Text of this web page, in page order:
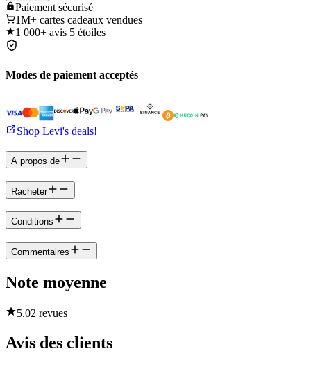
Paiement sécurisé
1M+ cartes cadeaux vendues
1 000+ avis 5 étoiles
Modes de paiement acceptés
Shop Levi's deals!
A propos de
Racheter
Conditions
Commentaires
Note moyenne
5.02 revues
Avis des clients